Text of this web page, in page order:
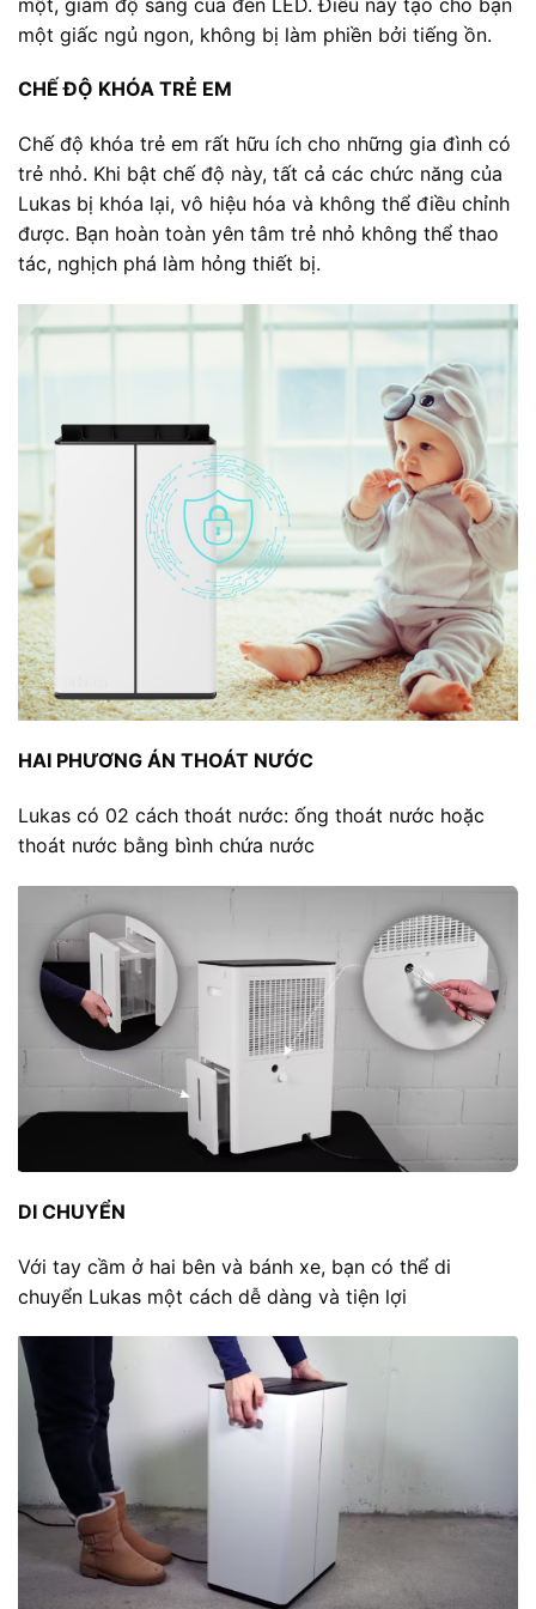
một giấc ngủ ngon, không bị làm phiền bởi tiếng ồn.
CHẾ ĐỘ KHÓA TRẺ EM
Chế độ khóa trẻ em rất hữu ích cho những gia đình có
trẻ nhỏ. Khi bật chế độ này, tất cả các chức năng của
Lukas bị khóa lại, vô hiệu hóa và không thể điều chỉnh
được. Bạn hoàn toàn yên tâm trẻ nhỏ không thể thao
tác, nghịch phá làm hỏng thiết bị.
HAI PHƯƠNG ÁN THOÁT NƯỚC
Lukas có 02 cách thoát nước: ống thoát nước hoặc
thoát nước bằng bình chứa nước
DI CHUYỂN
Với tay cầm ở hai bên và bánh xe, bạn có thể di
chuyển Lukas một cách dễ dàng và tiện lợi